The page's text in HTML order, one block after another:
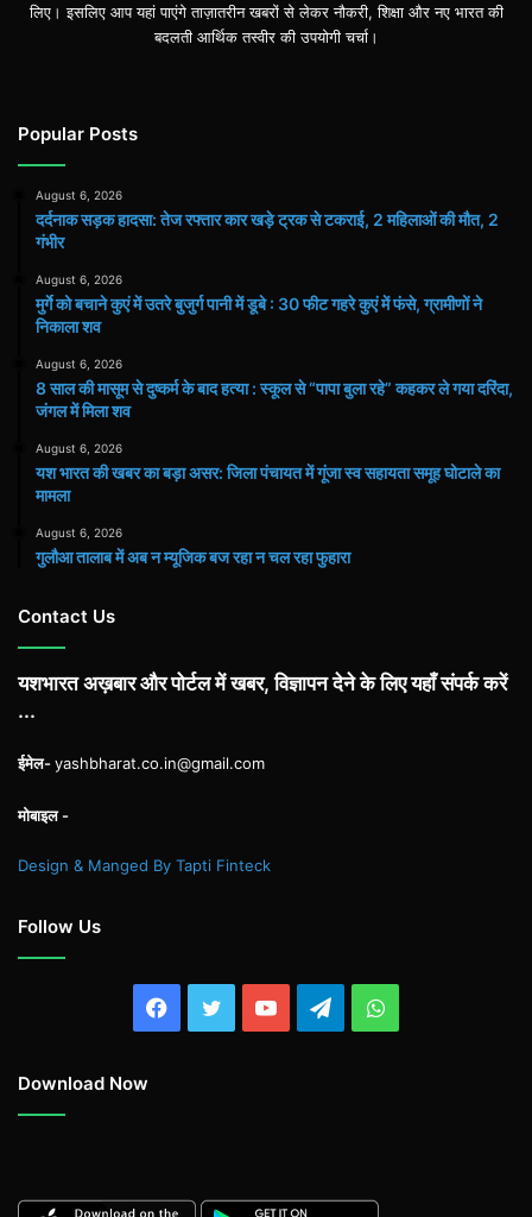
लिए। इसलिए आप यहां पाएंगे ताज़ातरीन खबरों से लेकर नौकरी, शिक्षा और नए भारत की
बदलती आर्थिक तस्वीर की उपयोगी चर्चा।
Popular Posts
August 6, 2026
दर्दनाक सड़क हादसा: तेज रफ्तार कार खड़े ट्रक से टकराई, 2 महिलाओं की मौत, 2
गंभीर
August 6, 2026
मुर्गे को बचाने कुएं में उतरे बुजुर्ग पानी में डूबे : 30 फीट गहरे कुएं में फंसे, ग्रामीणों ने
निकाला शव
August 6, 2026
8 साल की मासूम से दुष्कर्म के बाद हत्या : स्कूल से “पापा बुला रहे” कहकर ले गया दरिंदा,
जंगल में मिला शव
August 6, 2026
यश भारत की खबर का बड़ा असर: जिला पंचायत में गूंजा स्व सहायता समूह घोटाले का
मामला
August 6, 2026
गुलौआ तालाब में अब न म्यूजिक बज रहा न चल रहा फुहारा
Contact Us
यशभारत अख़बार और पोर्टल में खबर, विज्ञापन देने के लिए यहाँ संपर्क करें
...
ईमेल-yashbharat.co.in@gmail.com
मोबाइल -
Design & Manged By Tapti Finteck
Follow Us
Facebook
TwitterYouTubeTelegramWhatsApp
Download Now